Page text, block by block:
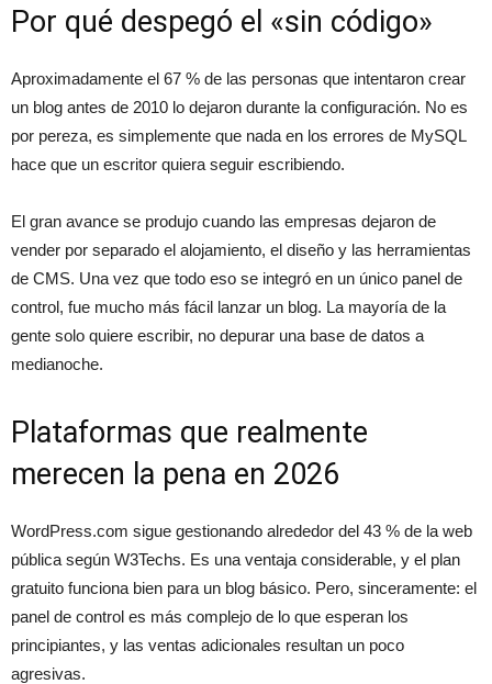
Por qué despegó el «sin código»
Aproximadamente el 67 % de las personas que intentaron crear
un blog antes de 2010 lo dejaron durante la configuración. No es
por pereza, es simplemente que nada en los errores de MySQL
hace que un escritor quiera seguir escribiendo.
El gran avance se produjo cuando las empresas dejaron de
vender por separado el alojamiento, el diseño y las herramientas
de CMS. Una vez que todo eso se integró en un único panel de
control, fue mucho más fácil lanzar un blog. La mayoría de la
gente solo quiere escribir, no depurar una base de datos a
medianoche.
Plataformas que realmente
merecen la pena en 2026
WordPress.com sigue gestionando alrededor del 43 % de la web
pública según W3Techs. Es una ventaja considerable, y el plan
gratuito funciona bien para un blog básico. Pero, sinceramente: el
panel de control es más complejo de lo que esperan los
principiantes, y las ventas adicionales resultan un poco
agresivas.